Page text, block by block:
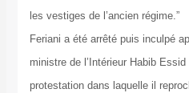
les vestiges de l’ancien régime.”
Feriani a été arrêté puis inculpé
ministre de l’Intérieur Habib
protestation dans laquelle il